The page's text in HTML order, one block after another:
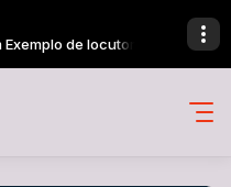
de locutora
Hooker - Beija-Flor (Novela